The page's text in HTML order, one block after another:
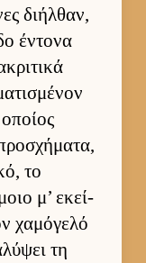
διήλ­θαν,
έντονα
το
μ’ εκεί­
χαμόγελό
τη